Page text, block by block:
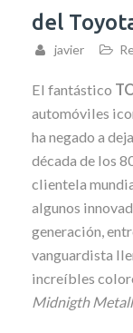
del
javier
El fantástico
automóviles
ha negado a
década de los
clientela
algunos
generación,
vanguardista
increíbles
Midnigth